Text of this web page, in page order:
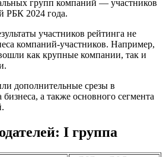
групп компаний — участников
РБК 2024 года.
участников рейтинга не
компаний-участников. Например,
как крупные компании, так и
дополнительные срезы в
бизнеса, а также основного сегмента
I группа